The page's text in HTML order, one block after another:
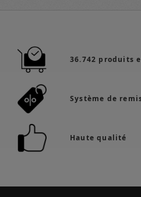
36.742 produits
Système de
Haute qualité